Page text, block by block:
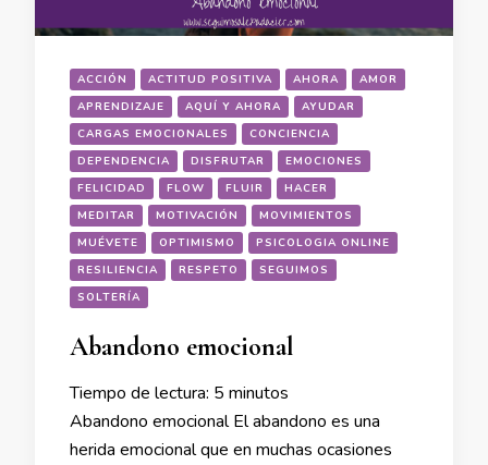
ACCIÓN ACTITUD POSITIVA AHORA
AMOR
APRENDIZAJE
AQUÍ Y AHORA
AYUDAR
CARGAS EMOCIONALES
CONCIENCIA
DEPENDENCIA
DISFRUTAR
EMOCIONES
FELICIDAD
FLOW FLUIR
HACER
MEDITAR
MOTIVACIÓN
MOVIMIENTOS
MUÉVETE
OPTIMISMO
PSICOLOGIA ONLINE
RESILIENCIA
RESPETO
SEGUIMOS
SOLTERÍA
Abandono emocional
Tiempo de lectura: 5 minutos
Abandono emocional El abandono es una
herida emocional que en muchas ocasiones